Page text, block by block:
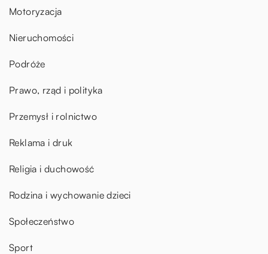
Motoryzacja
Nieruchomości
Podróże
Prawo, rząd i polityka
Przemysł i rolnictwo
Reklama i druk
Religia i duchowość
Rodzina i wychowanie dzieci
Społeczeństwo
Sport